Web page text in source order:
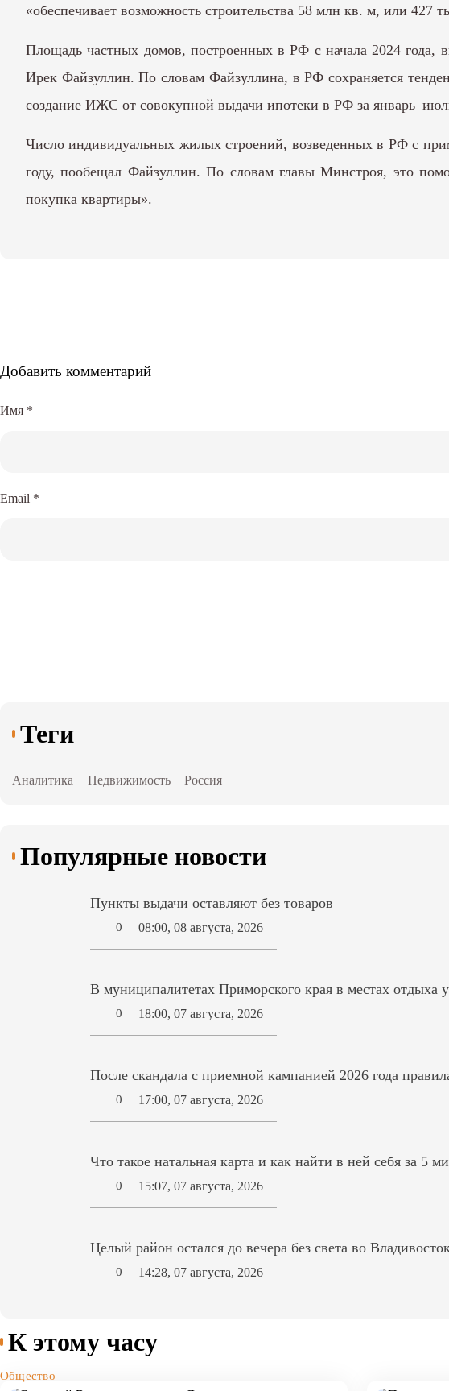
«обеспечивает возможность строительства 58 млн кв. м, или 427
Площадь частных домов, построенных в РФ с начала 2024
Ирек Файзуллин. По словам Файзуллина, в РФ сохраняется
создание ИЖС от совокупной выдачи ипотеки в РФ за
Число индивидуальных жилых строений, возведенных в РФ с
году, пообещал Файзуллин. По словам главы Минстроя, это
покупка квартиры».
Добавить комментарий
Имя *
Email *
Теги
Аналитика Недвижимость Россия
Популярные новости
Пункты выдачи оставляют без товаров
0 08:00, 08 августа, 2026
В муниципалитетах Приморского края в местах отдыха
0 18:00, 07 августа, 2026
После скандала с приемной кампанией 2026 года
0 17:00, 07 августа, 2026
Что такое натальная карта и как найти в ней себя за 5
0 15:07, 07 августа, 2026
Целый район остался до вечера без света во
0 14:28, 07 августа, 2026
К этому часу
Общество